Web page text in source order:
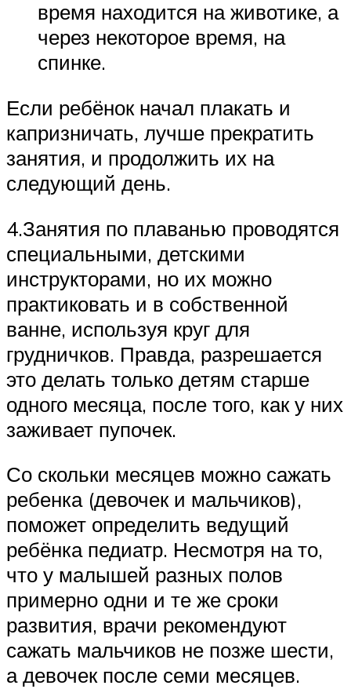
время находится на животике, а
через некоторое время, на
спинке.
Если ребёнок начал плакать и
капризничать, лучше прекратить
занятия, и продолжить их на
следующий день.
4.Занятия по плаванью проводятся
специальными, детскими
инструкторами, но их можно
практиковать и в собственной
ванне, используя круг для
грудничков. Правда, разрешается
это делать только детям старше
одного месяца, после того, как у них
заживает пупочек.
Со скольки месяцев можно сажать
ребенка (девочек и мальчиков),
поможет определить ведущий
ребёнка педиатр. Несмотря на то,
что у малышей разных полов
примерно одни и те же сроки
развития, врачи рекомендуют
сажать мальчиков не позже шести,
а девочек после семи месяцев.